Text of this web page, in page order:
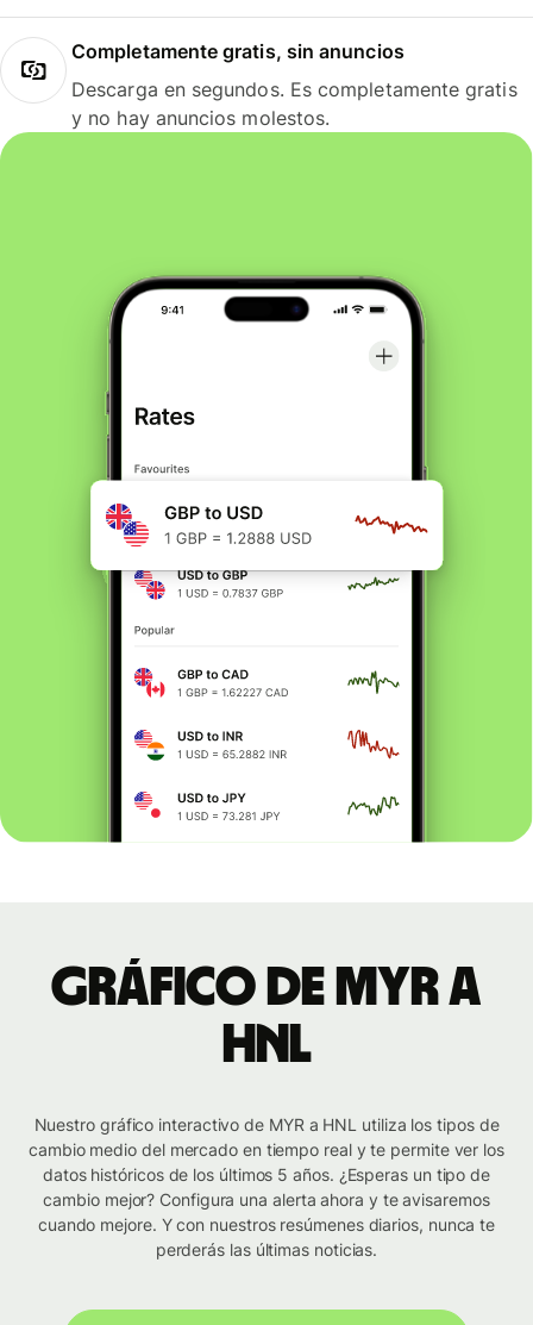
Completamente gratis, sin anuncios
Descarga en segundos. Es completamente gratis
y no hay anuncios molestos.
Gráfico de MYR a
HNL
Nuestro gráfico interactivo de MYR a HNL utiliza los tipos de
cambio medio del mercado en tiempo real y te permite ver los
datos históricos de los últimos 5 años. ¿Esperas un tipo de
cambio mejor? Configura una alerta ahora y te avisaremos
cuando mejore. Y con nuestros resúmenes diarios, nunca te
perderás las últimas noticias.